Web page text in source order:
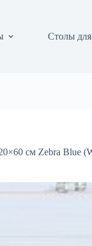
Столы для
см Zebra Blue